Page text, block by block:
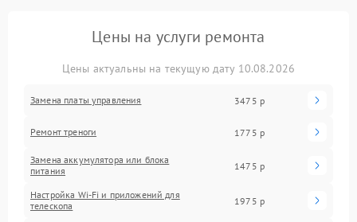
Цены на услуги ремонта
Цены актуальны на текущую дату 10.08.2026
Замена платы управления 3475 р
Ремонт треноги 1775 р
Замена аккумулятора или блока
питания
1475 р
Настройка Wi-Fi и приложений для
телескопа
1975 р